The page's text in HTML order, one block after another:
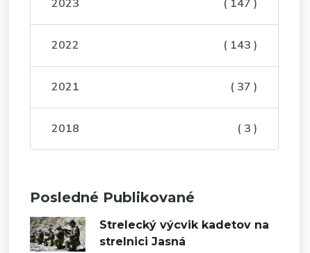
2023 ( 147 )
2022 ( 143 )
2021 ( 37 )
2018 ( 3 )
Posledné Publikované
Strelecký výcvik kadetov na
strelnici Jasná